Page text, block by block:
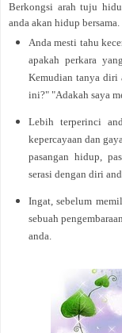
Berkongsi arah tuju
anda akan hidup bersama.
Anda mesti tahu
apakah perkara
Kemudian tanya diri
ini?" "Adakah saya
Lebih terperinci
kepercayaan dan
pasangan hidup,
serasi dengan diri
Ingat, sebelum
sebuah
anda.